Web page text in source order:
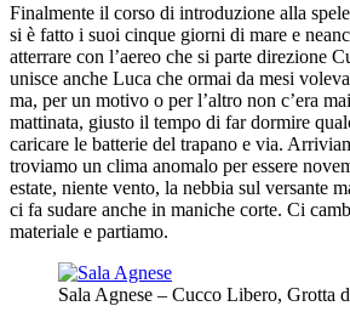
Finalmente il corso di introduzione alla
si è fatto i suoi cinque giorni di mare e
atterrare con l’aereo che si parte direzione
unisce anche Luca che ormai da mesi
ma, per un motivo o per l’altro non c’era
mattinata, giusto il tempo di far dormire
caricare le batterie del trapano e via.
troviamo un clima anomalo per essere
estate, niente vento, la nebbia sul versante
ci fa sudare anche in maniche corte. Ci
materiale e partiamo.
Sala Agnese – Cucco Libero, Grotta